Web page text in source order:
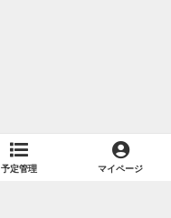
予定管理 マイページ